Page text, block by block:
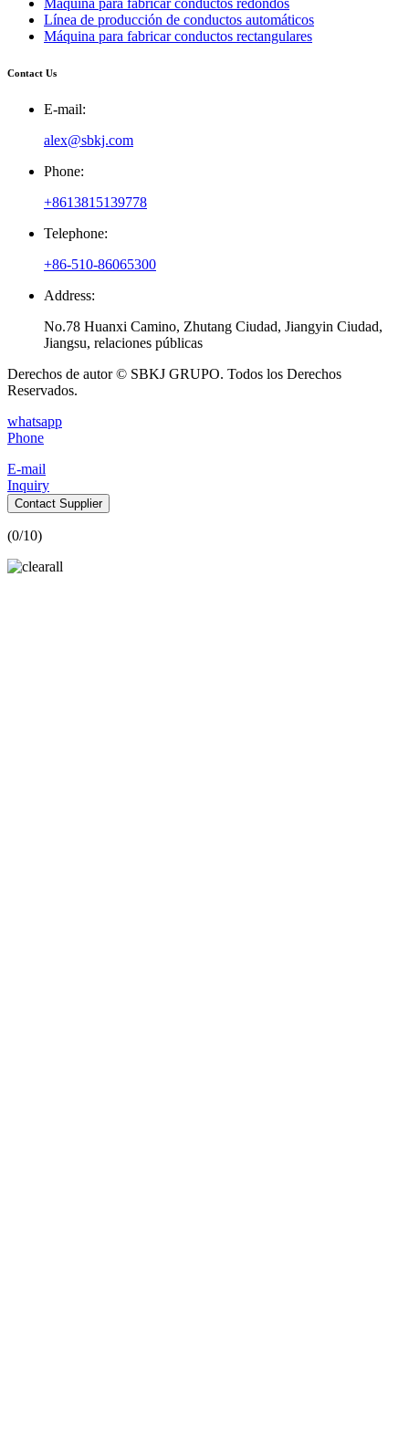
Máquina para fabricar conductos redondos
Línea de producción de conductos automáticos
Máquina para fabricar conductos rectangulares
Contact Us
E-mail:
alex@sbkj.com
Phone:
+8613815139778
Telephone:
+86-510-86065300
Address:
No.78 Huanxi Camino, Zhutang Ciudad, Jiangyin Ciudad,
Jiangsu, relaciones públicas
Derechos de autor © SBKJ GRUPO. Todos los Derechos
Reservados.
whatsapp
Phone
E-mail
Inquiry
Contact Supplier
(0/10)